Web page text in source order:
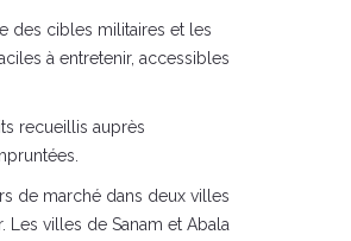
des cibles militaires et les
à entretenir, accessibles
recueillis auprès
de marché dans deux villes
Les villes de Sanam et Abala